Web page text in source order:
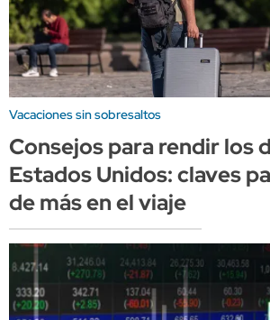
Vacaciones sin sobresaltos
Consejos para rendir los
Estados Unidos: claves
de más en el viaje